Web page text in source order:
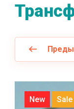
New Sale